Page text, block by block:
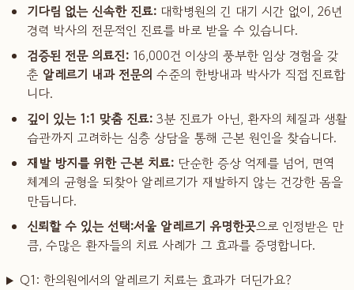
기다림 없는 신속한 진료: 대학병원의 긴 대기 시간 없이, 26년
경력 박사의 전문적인 진료를 바로 받을 수 있습니다.
검증된 전문 의료진: 16,000건 이상의 풍부한 임상 경험을 갖
춘 알레르기 내과 전문의 수준의 한방내과 박사가 직접 진료합
니다.
깊이 있는 1:1 맞춤 진료: 3분 진료가 아닌, 환자의 체질과 생활
습관까지 고려하는 심층 상담을 통해 근본 원인을 찾습니다.
재발 방지를 위한 근본 치료: 단순한 증상 억제를 넘어, 면역
체계의 균형을 되찾아 알레르기가 재발하지 않는 건강한 몸을
만듭니다.
신뢰할 수 있는 선택:서울 알레르기 유명한곳으로 인정받은 만
큼, 수많은 환자들의 치료 사례가 그 효과를 증명합니다.
Q1: 한의원에서의 알레르기 치료는 효과가 더딘가요?